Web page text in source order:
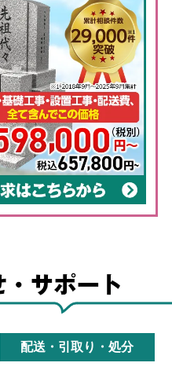
配送・引取り・処分